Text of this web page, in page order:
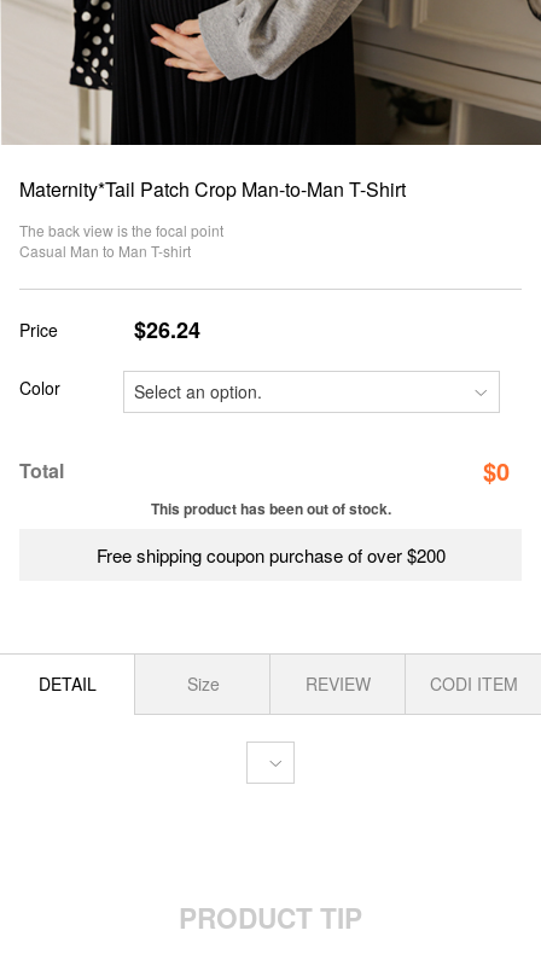
Maternity*Tail Patch Crop Man-to-Man T-Shirt
The back view is the focal point
Casual Man to Man T-shirt
Price $26.24
Color
Total $0
This product has been out of stock.
Free shipping coupon purchase of over $200
DETAIL Size REVIEW CODI ITEM
PRODUCT TIP